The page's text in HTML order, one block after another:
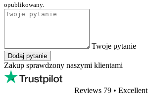
opublikowany.
Twoje pytanie
Dodaj pytanie
Zakup sprawdzony naszymi klientami
Reviews 79 • Excellent